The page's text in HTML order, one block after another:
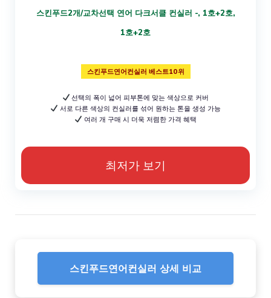
스킨푸드2개/교차선택 연어 다크서클 컨실러 -, 1호+2호,
1호+2호
스킨푸드연어컨실러 베스트10위
선택의 폭이 넓어 피부톤에 맞는 색상으로 커버
서로 다른 색상의 컨실러를 섞어 원하는 톤을 생성 가능
여러 개 구매 시 더욱 저렴한 가격 혜택
최저가 보기
스킨푸드연어컨실러 상세 비교